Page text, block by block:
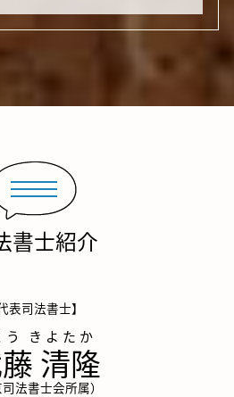
書士紹介
表司法書士】
清隆
司法書士会所属）